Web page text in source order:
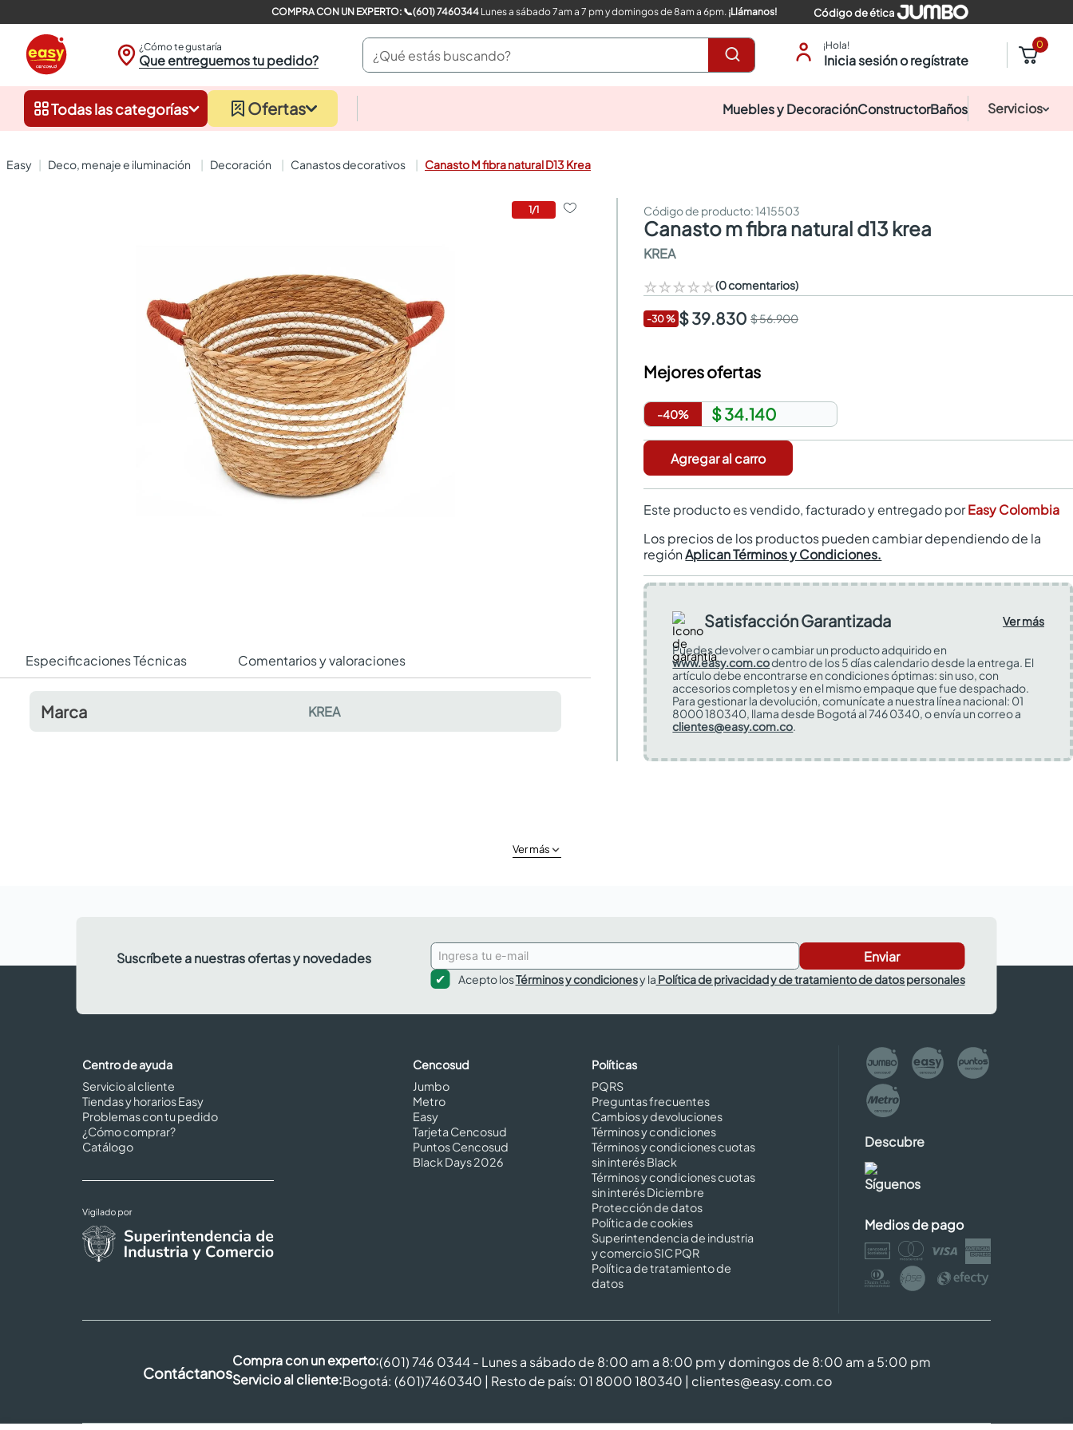
COMPRA CON UN EXPERTO: 📞(601) 7460344Lunes a sábado 7am a 7 pm y domingos de 8am a 6pm. ¡Llámanos! Código de ética
¿Cómo te gustaría
Que entreguemos tu pedido?
¿Qué estás buscando? ¡Hola!
Inicia sesión o regístrate
0
Todas las categorías Ofertas Muebles y DecoraciónConstructorBaños Servicios
deco, menaje e iluminación decoración canastos decorativos Canasto M fibra natural D13 Krea
1/1
Especificaciones Técnicas Comentarios y valoraciones
Marca KREA
:1415503
canasto m fibra natural d13 krea
KREA
☆☆☆☆☆(0 comentarios)
-30% $ 39.830 $ 56.900
Mejores ofertas
-40% $ 34.140
Agregar al carro
Este producto es vendido, facturado y entregado porEasy Colombia
Los precios de los productos pueden cambiar dependiendo de la
regiónAplican Términos y Condiciones.
Satisfacción Garantizada
Ver más
Puedes devolver o cambiar un producto adquirido en
www.easy.com.codentro de los 5 días calendario desde la entrega. El
artículo debe encontrarse en condiciones óptimas: sin uso, con
accesorios completos y en el mismo empaque que fue despachado.
Para gestionar la devolución, comunícate a nuestra línea nacional: 01
8000 180340, llama desde Bogotá al 746 0340, o envía un correo a
clientes@easy.com.co.
Ver más
Suscríbete a nuestras ofertas y novedades Enviar
Acepto losTérminos y condicionesy la Política de privacidad y de tratamiento de datos personales
Centro de ayuda
Servicio al cliente
Tiendas y horarios Easy
Problemas con tu pedido
¿Cómo comprar?
Catálogo
Cencosud
Jumbo
Metro
Easy
Tarjeta Cencosud
Puntos Cencosud
Black Days 2026
Políticas
PQRS
Preguntas frecuentes
Cambios y devoluciones
Términos y condiciones
Términos y condiciones cuotas
sin interés Black
Términos y condiciones cuotas
sin interés Diciembre
Protección de datos
Política de cookies
Superintendencia de industria
y comercio SIC PQR
Política de tratamiento de
datos
Descubre
Síguenos
Medios de pago
Contáctanos
Compra con un experto:(601) 746 0344 - Lunes a sábado de 8:00 am a 8:00 pm y domingos de 8:00 am a 5:00 pm
Servicio al cliente:Bogotá: (601)7460340 | Resto de país: 01 8000 180340 | clientes@easy.com.co
closet
sanitarios